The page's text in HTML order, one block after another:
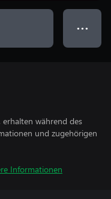
● ● ●
erhalten während des
und zugehörigen
Informationen